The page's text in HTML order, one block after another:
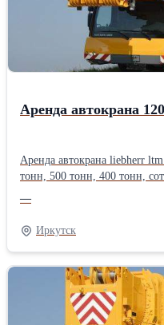
Аренда автокрана
Аренда автокрана liebherr
тонн, 500 тонн, 400 тонн,
монтажа тяжеловесного
энергетической, химической,
—
Иркутск